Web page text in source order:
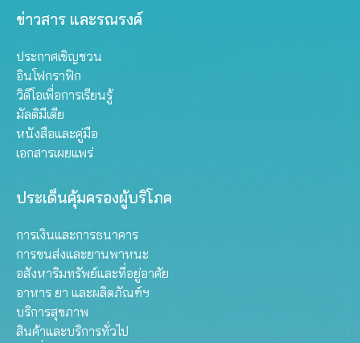
ข่าวสาร และรณรงค์
ประกาศเชิญชวน
อินโฟกราฟิก
วิดีโอเพื่อการเรียนรู้
มัลติมีเดีย
หนังสือและคู่มือ
เอกสารเผยแพร่
ประเด็นคุ้มครองผู้บริโภค
การเงินและการธนาคาร
การขนส่งและยานพาหนะ
อสังหาริมทรัพย์และที่อยู่อาศัย
อาหาร ยา และผลิตภัณฑ์ฯ
บริการสุขภาพ
สินค้าและบริการทั่วไป